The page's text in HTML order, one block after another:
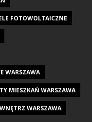
FOTOWOLTAICZNE
WARSZAWA
MIESZKAŃ WARSZAWA
WARSZAWA